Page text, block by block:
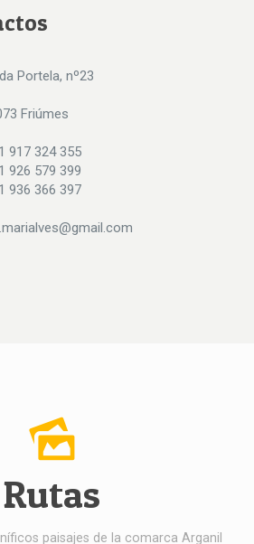
Portela, nº23
Friúmes
917 324 355
926 579 399
936 366 397
Rutas
paisajes de la comarca Arganil